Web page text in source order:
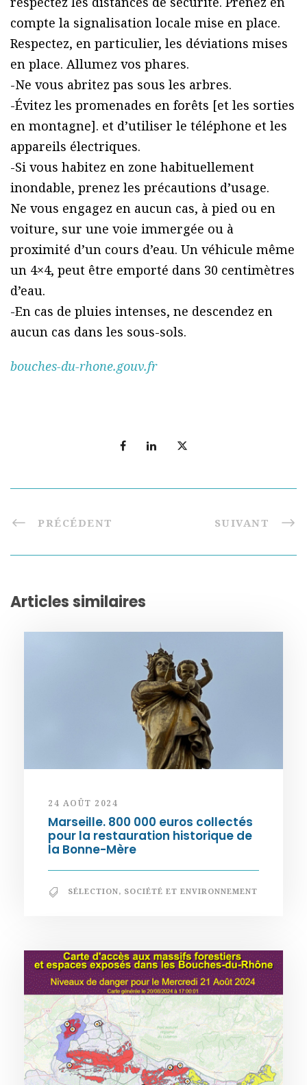
compte la signalisation locale mise en place.
Respectez, en particulier, les déviations mises
en place. Allumez vos phares.
-Ne vous abritez pas sous les arbres.
-Évitez les promenades en forêts [et les sorties
en montagne]. et d’utiliser le téléphone et les
appareils électriques.
-Si vous habitez en zone habituellement
inondable, prenez les précautions d’usage.
Ne vous engagez en aucun cas, à pied ou en
voiture, sur une voie immergée ou à
proximité d’un cours d’eau. Un véhicule même
un 4×4, peut être emporté dans 30 centimètres
d’eau.
-En cas de pluies intenses, ne descendez en
aucun cas dans les sous-sols.
bouches-du-rhone.gouv.fr
PRÉCÉDENT SUIVANT
Articles similaires
24 AOÛT 2024
Marseille. 800 000 euros collectés
pour la restauration historique de
la Bonne-Mère
SÉLECTION, SOCIÉTÉ ET ENVIRONNEMENT